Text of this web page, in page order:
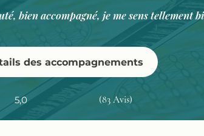
bien accompagné, je me sens tellement
des accompagnements
5,0 (83 Avis)